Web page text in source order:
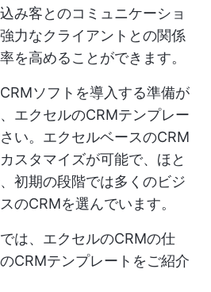
み客とのコミュニケーショ
力なクライアントとの関係
を高めることができます。
ソフトを導入する準備が
エクセルのCRMテンプレー
い。エクセルベースのCRM
スタマイズが可能で、ほと
初期の段階では多くのビジ
のCRMを選んでいます。
は、エクセルのCRMの仕
CRMテンプレートをご紹介